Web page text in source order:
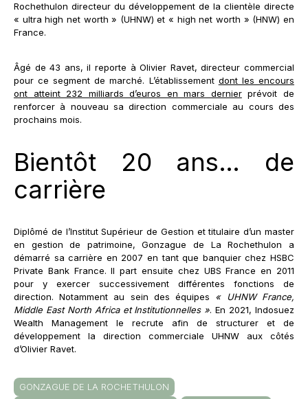
Rochethulon directeur du développement de la clientèle directe
« ultra high net worth » (UHNW) et « high net worth » (HNW) en
France.
Âgé de 43 ans, il reporte à Olivier Ravet, directeur commercial
pour ce segment de marché. L’établissement dont les encours
ont atteint 232 milliards d’euros en mars dernierprévoit de
renforcer à nouveau sa direction commerciale au cours des
prochains mois.
Bientôt 20 ans… de
carrière
Diplômé de l’Institut Supérieur de Gestion et titulaire d’un master
en gestion de patrimoine, Gonzague de La Rochethulon a
démarré sa carrière en 2007 en tant que banquier chez HSBC
Private Bank France. Il part ensuite chez UBS France en 2011
pour y exercer successivement différentes fonctions de
direction. Notamment au sein des équipes « UHNW France,
Middle East North Africa et Institutionnelles ». En 2021, Indosuez
Wealth Management le recrute afin de structurer et de
développement la direction commerciale UHNW aux côtés
d’Olivier Ravet.
GONZAGUE DE LA ROCHETHULON